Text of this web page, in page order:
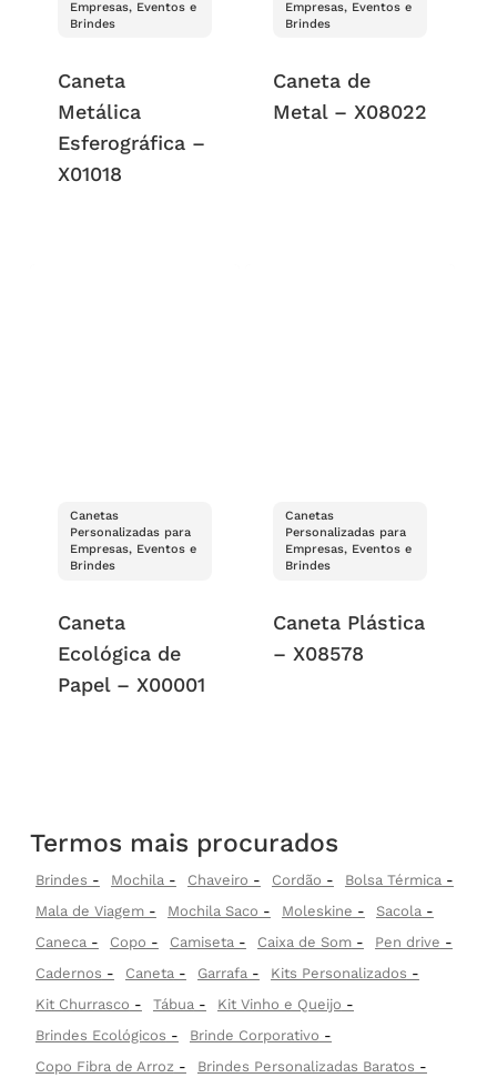
Empresas, Eventos e
Brindes
Caneta
Metálica
Esferográfica –
X01018
Empresas, Eventos e
Brindes
Caneta de
Metal – X08022
Canetas
Personalizadas para
Empresas, Eventos e
Brindes
Caneta
Ecológica de
Papel – X00001
Canetas
Personalizadas para
Empresas, Eventos e
Brindes
Caneta Plástica
– X08578
Termos mais procurados
Brindes Mochila Chaveiro Cordão
Bolsa Térmica
Mala de Viagem
Mochila Saco Moleskine
Sacola
Caneca
Copo Camiseta Caixa de Som
Pen drive
Cadernos
Caneta Garrafa
Kits Personalizados
Kit Churrasco
Tábua
Kit Vinho e Queijo
Brindes Ecológicos
Brinde Corporativo
Copo Fibra de Arroz
Brindes Personalizadas Baratos